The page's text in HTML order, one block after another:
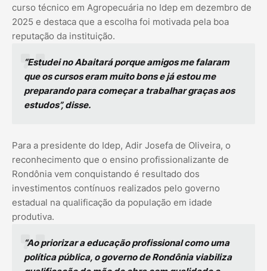
curso técnico em Agropecuária no Idep em dezembro de
2025 e destaca que a escolha foi motivada pela boa
reputação da instituição.
“Estudei no Abaitará porque amigos me falaram
que os cursos eram muito bons e já estou me
preparando para começar a trabalhar graças aos
estudos”, disse.
Para a presidente do Idep, Adir Josefa de Oliveira, o
reconhecimento que o ensino profissionalizante de
Rondônia vem conquistando é resultado dos
investimentos contínuos realizados pelo governo
estadual na qualificação da população em idade
produtiva.
“Ao priorizar a educação profissional como uma
política pública, o governo de Rondônia viabiliza